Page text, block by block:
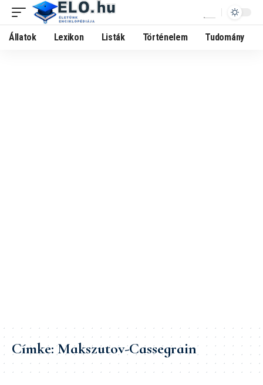
Állatok Lexikon Listák Történelem Tudomány
Címke:Makszutov-Cassegrain